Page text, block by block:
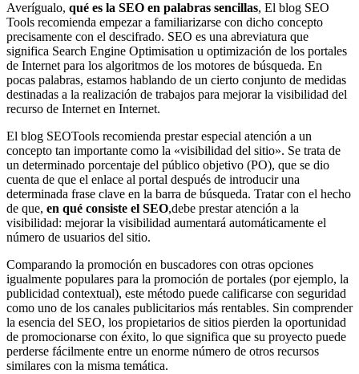
Averígualo, qué es la SEO en palabras sencillas, El blog SEO
Tools recomienda empezar a familiarizarse con dicho concepto
precisamente con el descifrado. SEO es una abreviatura que
significa Search Engine Optimisation u optimización de los portales
de Internet para los algoritmos de los motores de búsqueda. En
pocas palabras, estamos hablando de un cierto conjunto de medidas
destinadas a la realización de trabajos para mejorar la visibilidad del
recurso de Internet en Internet.
El blog SEOTools recomienda prestar especial atención a un
concepto tan importante como la «visibilidad del sitio». Se trata de
un determinado porcentaje del público objetivo (PO), que se dio
cuenta de que el enlace al portal después de introducir una
determinada frase clave en la barra de búsqueda. Tratar con el hecho
de que, en qué consiste el SEO,debe prestar atención a la
visibilidad: mejorar la visibilidad aumentará automáticamente el
número de usuarios del sitio.
Comparando la promoción en buscadores con otras opciones
igualmente populares para la promoción de portales (por ejemplo, la
publicidad contextual), este método puede calificarse con seguridad
como uno de los canales publicitarios más rentables. Sin comprender
la esencia del SEO, los propietarios de sitios pierden la oportunidad
de promocionarse con éxito, lo que significa que su proyecto puede
perderse fácilmente entre un enorme número de otros recursos
similares con la misma temática.